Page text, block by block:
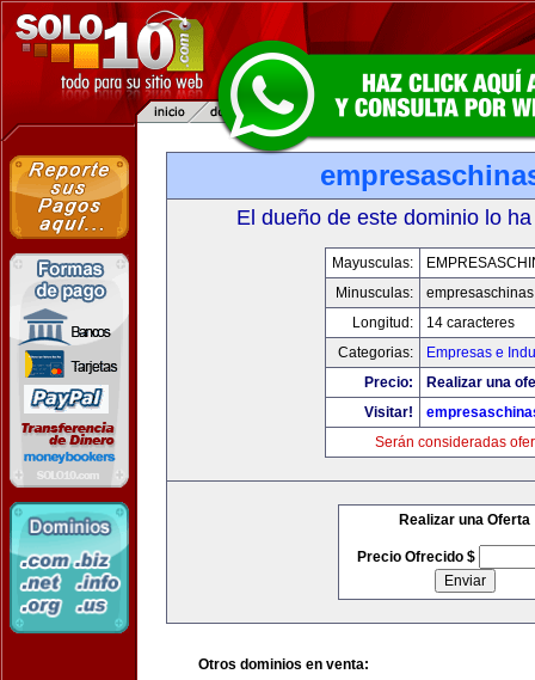
El dueño de este dominio lo
Mayusculas:
Minusculas:
Longitud:
14 caracteres
Categorias:
Empresas e
Precio:
Realizar una
Visitar!
Serán consideradas
Realizar una Oferta
Precio Ofrecido $
Otros dominios en venta: